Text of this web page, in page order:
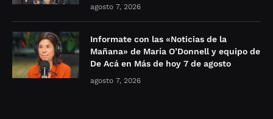
agosto 7, 2026
Informate con las «Noticias de la
Mañana» de María O’Donnell y equipo de
De Acá en Más de hoy 7 de agosto
agosto 7, 2026